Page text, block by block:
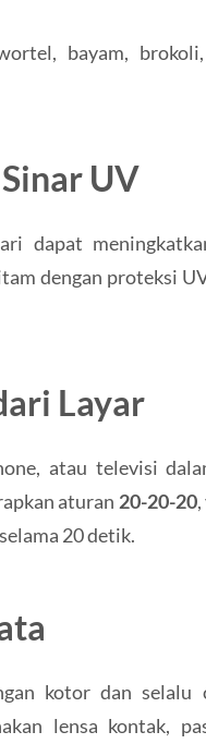
bayam,
UV
dapat
dengan proteksi
Layar
atau televisi
aturan 20-20-20,
20 detik.
kotor dan selalu
lensa kontak,